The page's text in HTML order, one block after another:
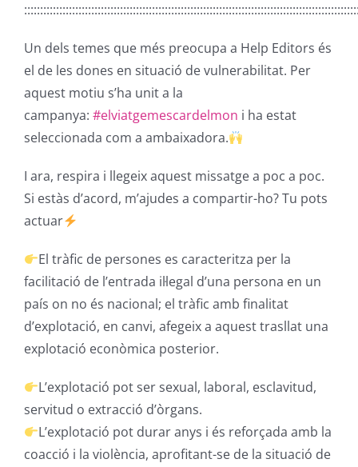
Un dels temes que més preocupa a Help Editors és
el de les dones en situació de vulnerabilitat. Per
aquest motiu s’ha unit a la
campanya: #elviatgemescardelmon i ha estat
seleccionada com a ambaixadora.
I ara, respira i llegeix aquest missatge a poc a poc.
Si estàs d’acord, m’ajudes a compartir-ho? Tu pots
actuar
El tràfic de persones es caracteritza per la
facilitació de l’entrada il·legal d’una persona en un
país on no és nacional; el tràfic amb finalitat
d’explotació, en canvi, afegeix a aquest trasllat una
explotació econòmica posterior.
L’explotació pot ser sexual, laboral, esclavitud,
servitud o extracció d’òrgans.
L’explotació pot durar anys i és reforçada amb la
coacció i la violència, aprofitant-se de la situació de